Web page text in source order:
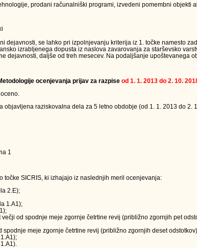
prodani računalniški programi, izvedeni pomembni objekti
se lahko pri izpolnjevanju kriterija iz 1. točke namesto
izrabljenega dopusta iz naslova zavarovanja za starševsko
dejavnosti, daljše od treh mesecev. Na podaljšanje upoštevanega
ocenjevanja prijav za razpise od 1. 1. 2013 do 2. 10.
objavljena raziskovalna dela za 5 letno obdobje (od 1. 1. 2013 do 2.
1
SICRIS, ki izhajajo iz naslednjih meril ocenjevanja:
2.E);
1.A1);
od spodnje meje zgornje četrtine revij (približno zgornjih pet
meje zgornje četrtine revij (približno zgornjih deset